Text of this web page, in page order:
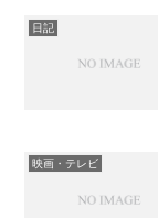
日記
映画・テレビ